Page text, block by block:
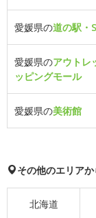
愛媛県の道の駅・
愛媛県のアウトレ
ッピングモール
愛媛県の美術館
その他のエリア
北海道